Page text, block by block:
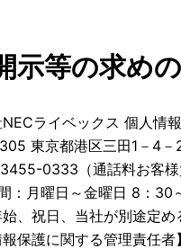
示等の求め
ライベックス 個人情
東京都港区三田1－4－
0333（通話料お客様
：月曜日～金曜日 8：30
始、祝日、当社が別途定め
報保護に関する管理責任